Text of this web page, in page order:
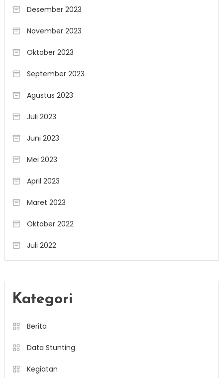
Desember 2023
November 2023
Oktober 2023
September 2023
Agustus 2023
Juli 2023
Juni 2023
Mei 2023
April 2023
Maret 2023
Oktober 2022
Juli 2022
Kategori
Berita
Data Stunting
Kegiatan